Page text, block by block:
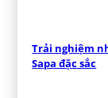
Trải nghiệm
Sapa đặc sắc